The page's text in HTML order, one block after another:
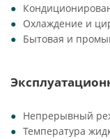
Охлаждение и
Бытовая и
Непрерывный
Температура